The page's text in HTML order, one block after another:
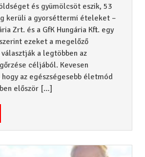
és gyümölcsöt eszik, 53
kerüli a gyorséttermi ételeket –
Zrt. és a GfK Hungária Kft. egy
ezeket a megelőző
a legtöbben az
céljából. Kevesen
az egészségesebb életmód
először […]